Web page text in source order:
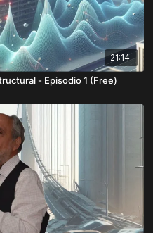
21:14
- Episodio 1 (Free)